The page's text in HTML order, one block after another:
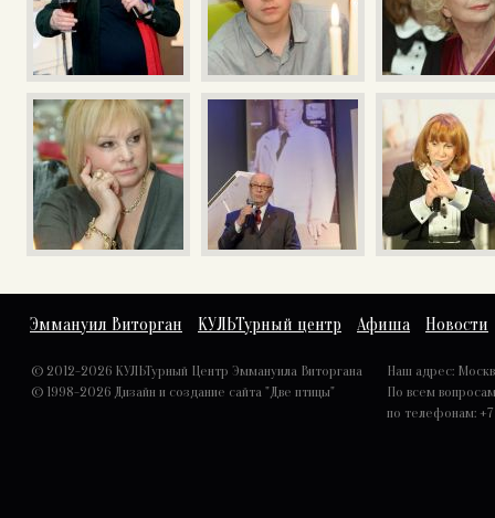
Эммануил Виторган КУЛЬТурный центр Афиша Новости
© 2012-2026 КУЛЬТурный Центр Эммануила Виторгана
© 1998-2026 Дизайн и создание сайта "Две птицы"
Наш адрес:
По всем
по телефонам: